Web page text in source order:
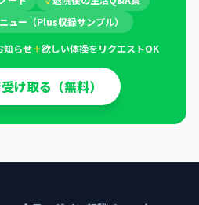
ュー（Plus収録サンプル）
知らせ＋欲しい体操をリクエストOK
け取る（無料）